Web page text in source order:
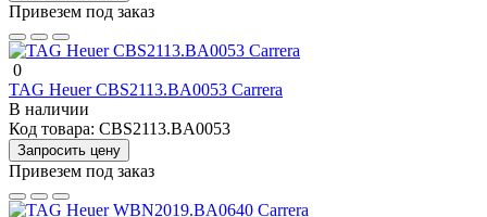
Привезем под заказ
0
TAG Heuer CBS2113.BA0053 Carrera
В наличии
Код товара: CBS2113.BA0053
Запросить цену
Привезем под заказ